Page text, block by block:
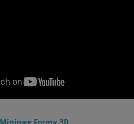
Miniowe Formy 3D